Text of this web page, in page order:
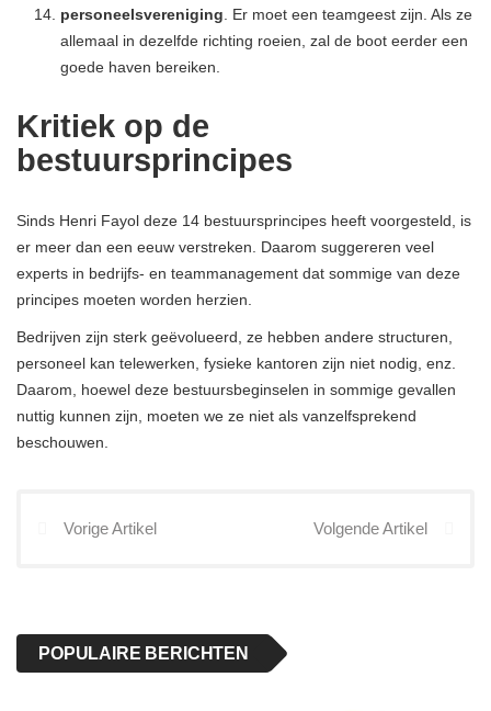
personeelsvereniging . Er moet een teamgeest zijn. Als ze
allemaal in dezelfde richting roeien, zal de boot eerder een
goede haven bereiken.
Kritiek op de
bestuursprincipes
Sinds Henri Fayol deze 14 bestuursprincipes heeft voorgesteld, is
er meer dan een eeuw verstreken. Daarom suggereren veel
experts in bedrijfs- en teammanagement dat sommige van deze
principes moeten worden herzien.
Bedrijven zijn sterk geëvolueerd, ze hebben andere structuren,
personeel kan telewerken, fysieke kantoren zijn niet nodig, enz.
Daarom, hoewel deze bestuursbeginselen in sommige gevallen
nuttig kunnen zijn, moeten we ze niet als vanzelfsprekend
beschouwen.
Vorige Artikel Volgende Artikel
POPULAIRE BERICHTEN